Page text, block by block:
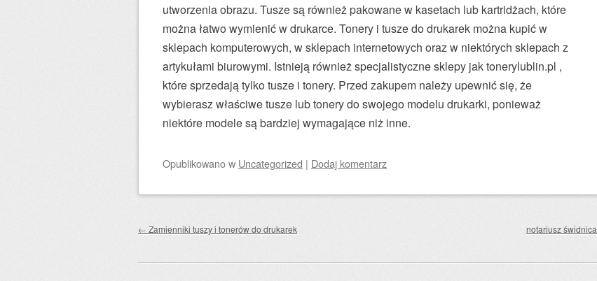
utworzenia obrazu. Tusze są również pakowane w kasetach lub kartridżach, które
można łatwo wymienić w drukarce. Tonery i tusze do drukarek można kupić w
sklepach komputerowych, w sklepach internetowych oraz w niektórych sklepach z
artykułami biurowymi. Istnieją również specjalistyczne sklepy jak tonerylublin.pl ,
które sprzedają tylko tusze i tonery. Przed zakupem należy upewnić się, że
wybierasz właściwe tusze lub tonery do swojego modelu drukarki, ponieważ
niektóre modele są bardziej wymagające niż inne.
Opublikowanow Uncategorized | Dodaj komentarz
Zobacz wpisy
← Zamienniki tuszy i tonerów do drukarek notariusz świdnica